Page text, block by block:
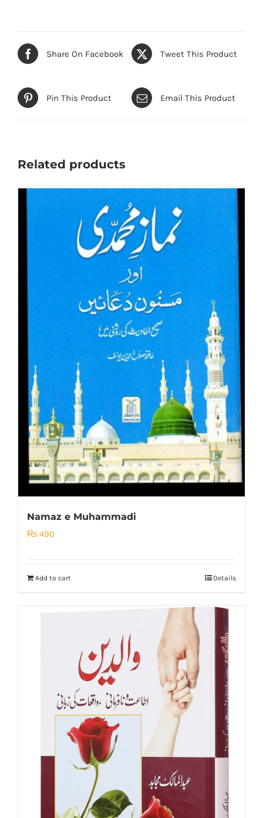
Share On Facebook Tweet This Product
Pin This Product Email This Product
Related products
Namaz e Muhammadi
₨ 490
Add to cart Details